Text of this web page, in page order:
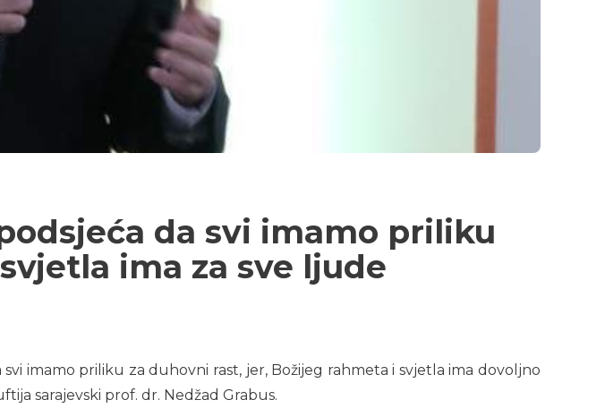
da svi imamo priliku
ima za sve ljude
imamo priliku za duhovni rast, jer, Božijeg rahmeta i svjetla ima dovoljno
sarajevski prof. dr. Nedžad Grabus.